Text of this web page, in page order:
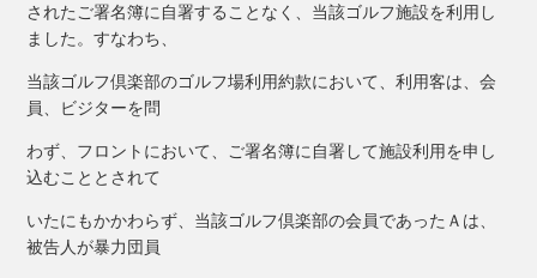
されたご署名簿に自署することなく、当該ゴルフ施設を利用し
ました。すなわち、
当該ゴルフ倶楽部のゴルフ場利用約款において、利用客は、会
員、ビジターを問
わず、フロントにおいて、ご署名簿に自署して施設利用を申し
込むこととされて
いたにもかかわらず、当該ゴルフ倶楽部の会員であったＡは、
被告人が暴力団員